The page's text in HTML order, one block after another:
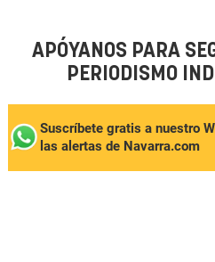
APÓYANOS PARA
PERIODISMO
Suscríbete gratis a nuestro
las alertas de Navarra.com